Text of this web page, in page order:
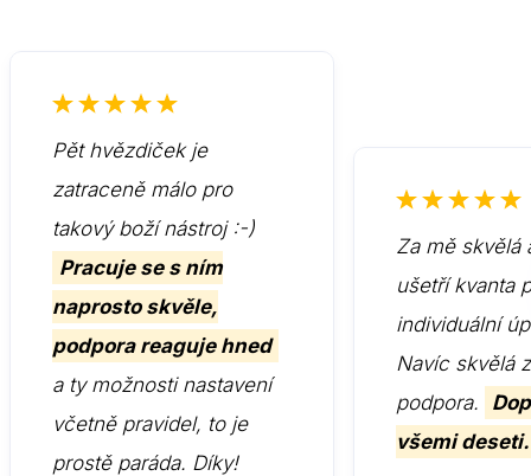
Pět hvězdiček je
zatraceně málo pro
takový boží nástroj :-)
Pracuje se s ním
naprosto skvěle,
podpora reaguje hned
a ty možnosti nastavení
včetně pravidel, to je
prostě paráda. Díky!
Za mě skvělá
ušetří kvanta
individuální
Navíc skvělá
podpora.
všemi deseti.